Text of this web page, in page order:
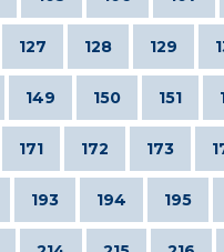
127 128 129
149 150 151
171 172 173
193 194 195